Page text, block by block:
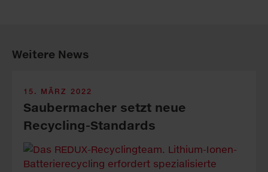
Weitere News
15. MÄRZ 2022
Saubermacher setzt neue
Recycling-Standards